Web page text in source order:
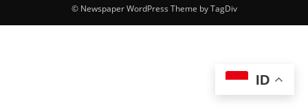
© Newspaper WordPress Theme by TagDiv
ID